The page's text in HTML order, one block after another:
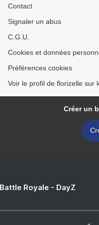
Contact
Signaler un abus
C.G.U.
Cookies et données
Préférences cookies
Voir le profil de florizelle sur
Créer un
Royale - DayZ